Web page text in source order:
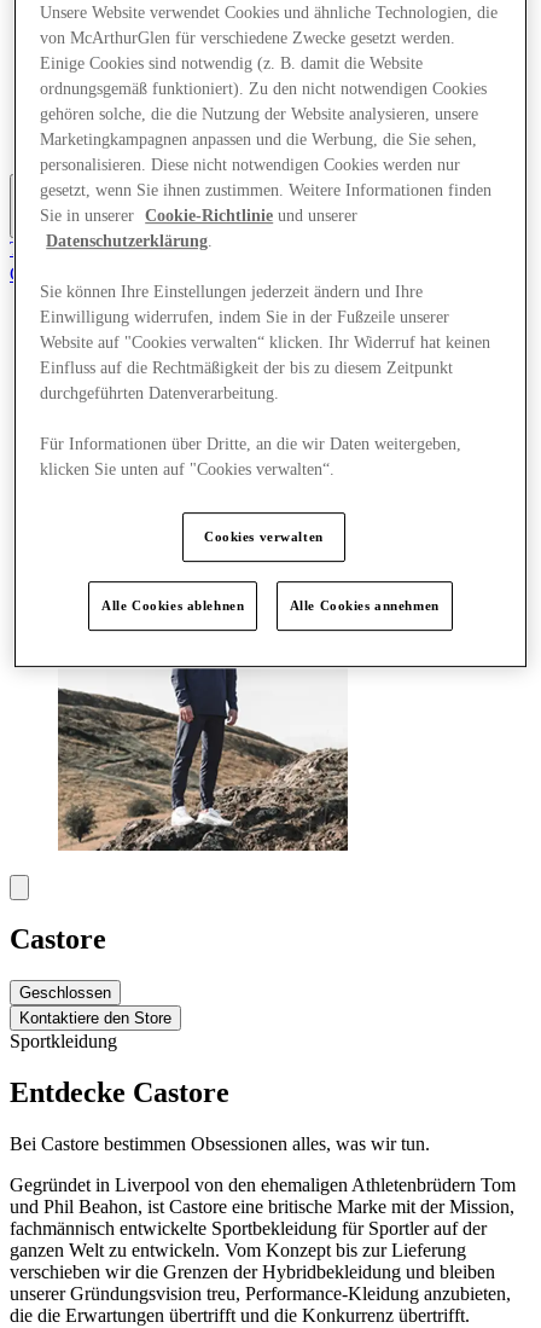
Geschäfte
Angebote
Planen Sie Ihren Besuch
Was läuft
Essen & Trinken
Geschenkkarten
Dienstleistungen
Mehr
Tritt dem Club bei.
Gerettet
de
Geschäfte
Angebote
Planen Sie Ihren Besuch
Was läuft
Geschenkkarten
Dienstleistungen
Castore
Geschlossen
Kontaktiere den Store
Sportkleidung
Entdecke Castore
Bei Castore bestimmen Obsessionen alles, was wir tun.
Gegründet in Liverpool von den ehemaligen Athletenbrüdern Tom
und Phil Beahon, ist Castore eine britische Marke mit der Mission,
fachmännisch entwickelte Sportbekleidung für Sportler auf der
ganzen Welt zu entwickeln. Vom Konzept bis zur Lieferung
verschieben wir die Grenzen der Hybridbekleidung und bleiben
unserer Gründungsvision treu, Performance-Kleidung anzubieten,
die die Erwartungen übertrifft und die Konkurrenz übertrifft.
Unsere Website verwendet Cookies und ähnliche Technologien, die
von McArthurGlen für verschiedene Zwecke gesetzt werden.
Einige Cookies sind notwendig (z. B. damit die Website
ordnungsgemäß funktioniert). Zu den nicht notwendigen Cookies
gehören solche, die die Nutzung der Website analysieren, unsere
Marketingkampagnen anpassen und die Werbung, die Sie sehen,
personalisieren. Diese nicht notwendigen Cookies werden nur
gesetzt, wenn Sie ihnen zustimmen. Weitere Informationen finden
Sie in unserer
Cookie-Richtlinie und unserer
Datenschutzerklärung
Sie können Ihre Einstellungen jederzeit ändern und Ihre
Einwilligung widerrufen, indem Sie in der Fußzeile unserer
Website auf "Cookies verwalten“ klicken. Ihr Widerruf hat keinen
Einfluss auf die Rechtmäßigkeit der bis zu diesem Zeitpunkt
durchgeführten Datenverarbeitung.
Für Informationen über Dritte, an die wir Daten weitergeben,
klicken Sie unten auf "Cookies verwalten“.
Cookies verwalten
Alle Cookies ablehnen Alle Cookies annehmen